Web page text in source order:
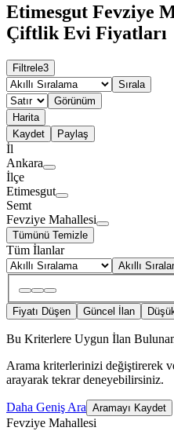
Etimesgut Fevziye
Çiftlik Evi Fiyatları
Filtrele3
Sırala
Görünüm
Harita
Kaydet
Paylaş
İl
Ankara
İlçe
Etimesgut
Semt
Fevziye Mahallesi
Tümünü Temizle
Tüm İlanlar
Akıllı
Fiyatı Düşen Güncel İlan
Bu Kriterlere Uygun İlan
Arama kriterlerinizi değiştirerek
arayarak tekrar deneyebilirsiniz.
Daha Geniş Ara Aramayı Kaydet
Fevziye Mahallesi